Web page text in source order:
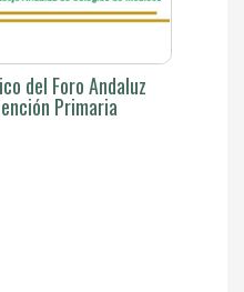
del Foro Andaluz
Primaria